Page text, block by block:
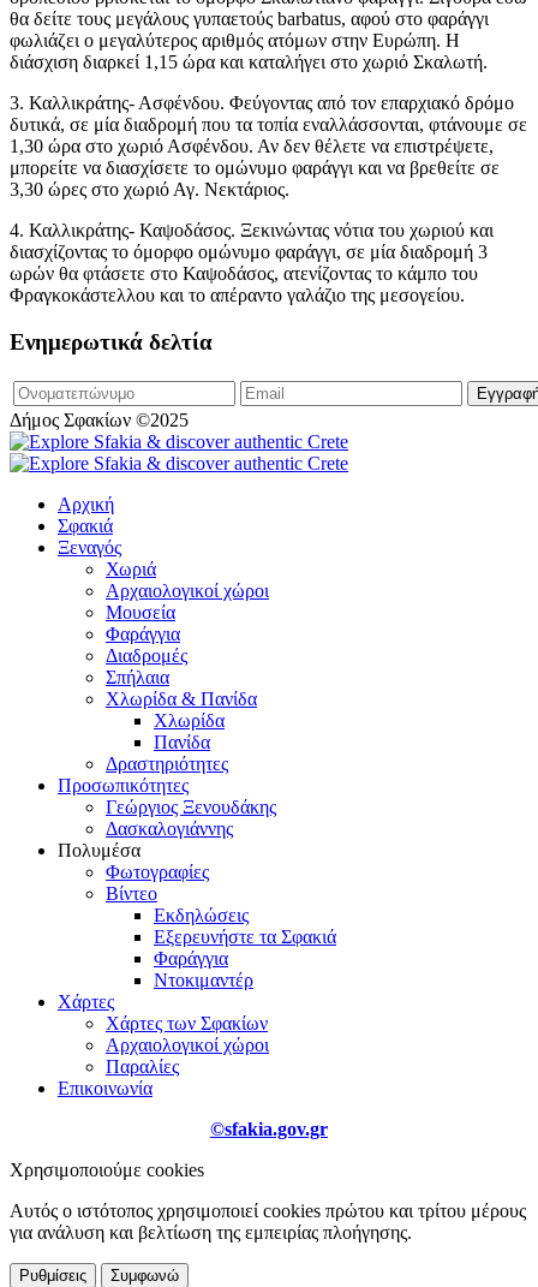
θα δείτε τους μεγάλους γυπαετούς barbatus, αφού στο φαράγγι
φωλιάζει ο μεγαλύτερος αριθμός ατόμων στην Ευρώπη. Η
διάσχιση διαρκεί 1,15 ώρα και καταλήγει στο χωριό Σκαλωτή.
3. Καλλικράτης- Ασφένδου. Φεύγοντας από τον επαρχιακό δρόμο
δυτικά, σε μία διαδρομή που τα τοπία εναλλάσσονται, φτάνουμε σε
1,30 ώρα στο χωριό Ασφένδου. Αν δεν θέλετε να επιστρέψετε,
μπορείτε να διασχίσετε το ομώνυμο φαράγγι και να βρεθείτε σε
3,30 ώρες στο χωριό Αγ. Νεκτάριος.
4. Καλλικράτης- Καψοδάσος. Ξεκινώντας νότια του χωριού και
διασχίζοντας το όμορφο ομώνυμο φαράγγι, σε μία διαδρομή 3
ωρών θα φτάσετε στο Καψοδάσος, ατενίζοντας το κάμπο του
Φραγκοκάστελλου και το απέραντο γαλάζιο της μεσογείου.
Ενημερωτικά δελτία
Δήμος Σφακίων ©2025
Αρχική
Σφακιά
Ξεναγός
Χωριά
Αρχαιολογικοί χώροι
Μουσεία
Φαράγγια
Διαδρομές
Σπήλαια
Χλωρίδα & Πανίδα
Χλωρίδα
Πανίδα
Δραστηριότητες
Προσωπικότητες
Γεώργιος Ξενουδάκης
Δασκαλογιάννης
Πολυμέσα
Φωτογραφίες
Βίντεο
Εκδηλώσεις
Εξερευνήστε τα Σφακιά
Φαράγγια
Ντοκιμαντέρ
Χάρτες
Χάρτες των Σφακίων
Αρχαιολογικοί χώροι
Παραλίες
Επικοινωνία
©sfakia.gov.gr
Χρησιμοποιούμε cookies
Αυτός ο ιστότοπος χρησιμοποιεί cookies πρώτου και τρίτου μέρους
για ανάλυση και βελτίωση της εμπειρίας πλοήγησης.
Ρυθμίσεις Συμφωνώ